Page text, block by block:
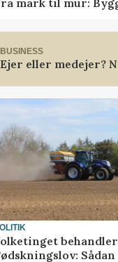
BUSINESS
Ejer eller medejer?
Sådan